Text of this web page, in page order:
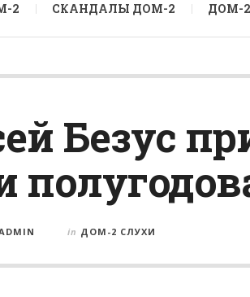
2 СКАНДАЛЫ ДОМ-2 ДОМ-
Безус
in ДОМ-2 СЛУХИ